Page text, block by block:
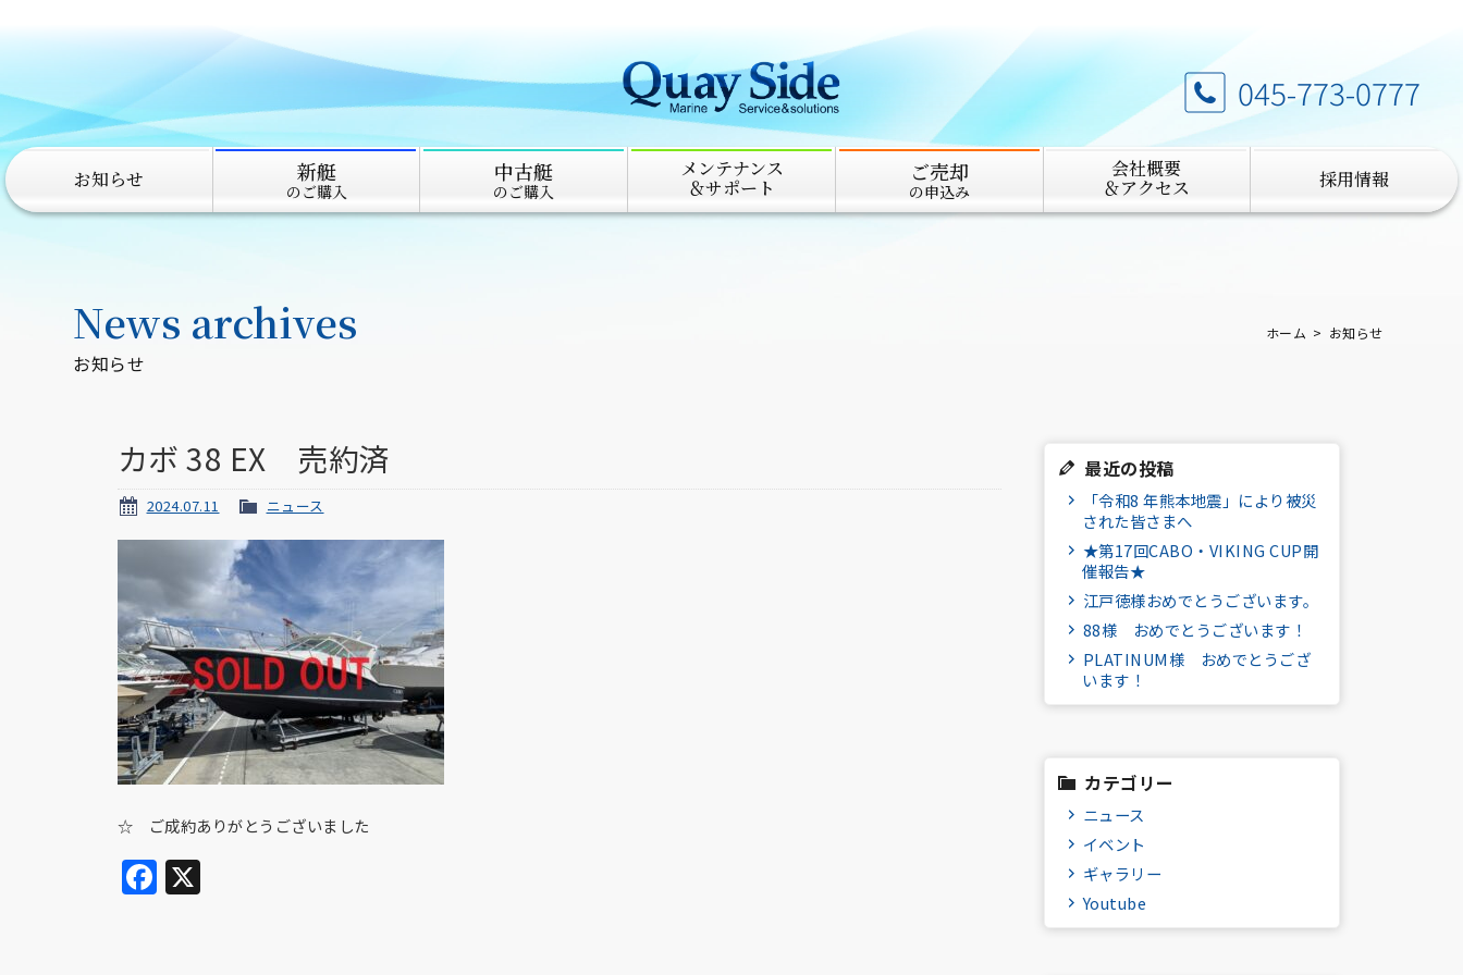
045-773-0777
お知らせ 新艇
のご購入
中古艇
のご購入
メンテナンス
＆サポート
ご売却
の申込み
会社概要
＆アクセス 採用情報
お知らせ
News archives ホーム お知らせ
カボ 38 EX 売約済
2024.07.11 ニュース
☆ ご成約ありがとうございました
Facebook
X
最近の投稿
「令和8 年熊本地震」により被災
された皆さまへ
★第17回CABO・VIKING CUP開
催報告★
江戸徳様おめでとうございます。
88様 おめでとうございます！
PLATINUM様 おめでとうござ
います！
カテゴリー
ニュース
イベント
ギャラリー
Youtube